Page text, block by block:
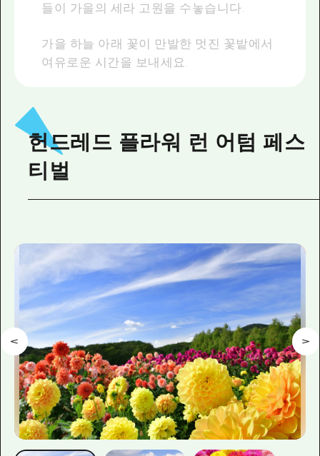
들이 가을의 세라 고원을 수놓습니다.
가을 하늘 아래 꽃이 만발한 멋진 꽃밭에서
여유로운 시간을 보내세요.
헌드레드 플라워 런 어텀 페스
티벌